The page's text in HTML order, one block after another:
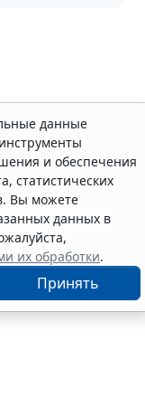
данные
и обеспечения
статистических
Вы можете
данных в
их обработки.
Принять